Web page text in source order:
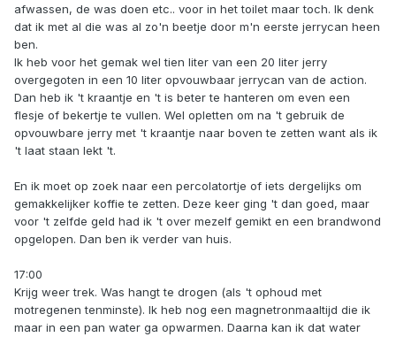
afwassen, de was doen etc.. voor in het toilet maar toch. Ik denk
dat ik met al die was al zo'n beetje door m'n eerste jerrycan heen
ben.
Ik heb voor het gemak wel tien liter van een 20 liter jerry
overgegoten in een 10 liter opvouwbaar jerrycan van de action.
Dan heb ik 't kraantje en 't is beter te hanteren om even een
flesje of bekertje te vullen. Wel opletten om na 't gebruik de
opvouwbare jerry met 't kraantje naar boven te zetten want als ik
't laat staan lekt 't.
En ik moet op zoek naar een percolatortje of iets dergelijks om
gemakkelijker koffie te zetten. Deze keer ging 't dan goed, maar
voor 't zelfde geld had ik 't over mezelf gemikt en een brandwond
opgelopen. Dan ben ik verder van huis.
17:00
Krijg weer trek. Was hangt te drogen (als 't ophoud met
motregenen tenminste). Ik heb nog een magnetronmaaltijd die ik
maar in een pan water ga opwarmen. Daarna kan ik dat water